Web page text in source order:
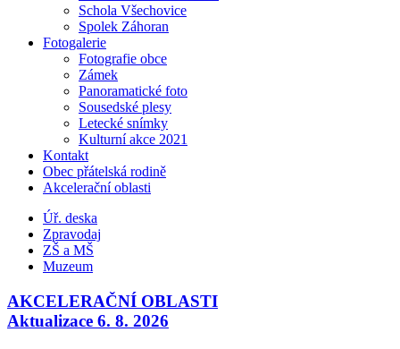
Schola Všechovice
Spolek Záhoran
Fotogalerie
Fotografie obce
Zámek
Panoramatické foto
Sousedské plesy
Letecké snímky
Kulturní akce 2021
Kontakt
Obec přátelská rodině
Akcelerační oblasti
Úř. deska
Zpravodaj
ZŠ a MŠ
Muzeum
AKCELERAČNÍ OBLASTI
Aktualizace 6. 8. 2026